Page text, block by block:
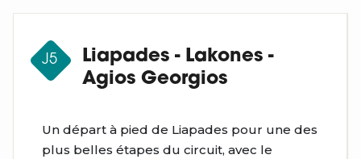
J5
Liapades - Lakones -
Agios Georgios
Un départ à pied de Liapades pour une des
plus belles étapes du circuit, avec le